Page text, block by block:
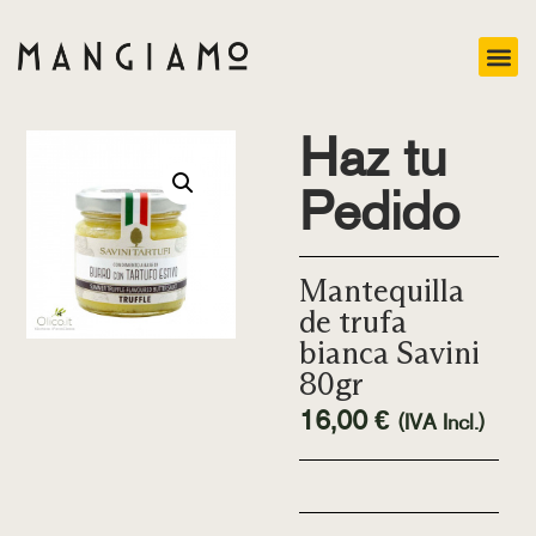
Haz tu
Pedido
Mantequilla
de trufa
bianca Savini
80gr
16,00€ (IVA Incl.)